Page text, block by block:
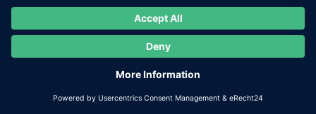
sehr glückliche Familie, gutes Familienhaus,
Einladung zu einer
Familienfeier, große Freude